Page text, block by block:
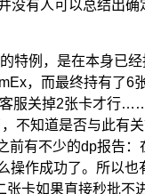
没有人可以总结出
特例，是在本身已
，而最终持有了6
服关掉2张卡才行
不知道是否与此有关
前有不少的dp报告
操作成功了。所以也
卡如果直接秒批不